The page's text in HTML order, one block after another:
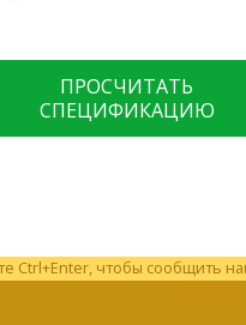
ПРОСЧИТАТЬ
СПЕЦИФИКАЦИЮ
Ctrl+Enter, чтобы сообщить